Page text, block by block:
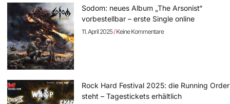
Sodom: neues Album „The Arsonist“
vorbestellbar – erste Single online
11. April 2025 Keine Kommentare
Rock Hard Festival 2025: die Running Order
steht – Tagestickets erhältlich